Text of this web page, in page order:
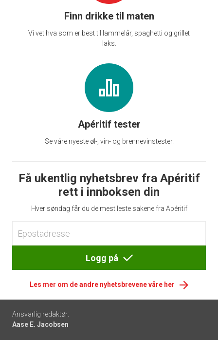
Finn drikke til maten
Vi vet hva som er best til lammelår, spaghetti og grillet
laks.
Apéritif tester
Se våre nyeste øl-, vin- og brennevinstester.
Få ukentlig nyhetsbrev fra Apéritif
rett i innboksen din
Hver søndag får du de mest leste sakene fra Apéritif
Logg på
Les mer om de andre nyhetsbrevene våre her
Footer
-
Ansvarlig redaktør:
Aase E. Jacobsen